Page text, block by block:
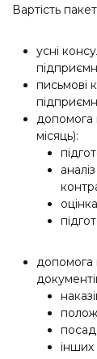
Вартість
усні
письмові
допомога
місяць):
допомога
інших